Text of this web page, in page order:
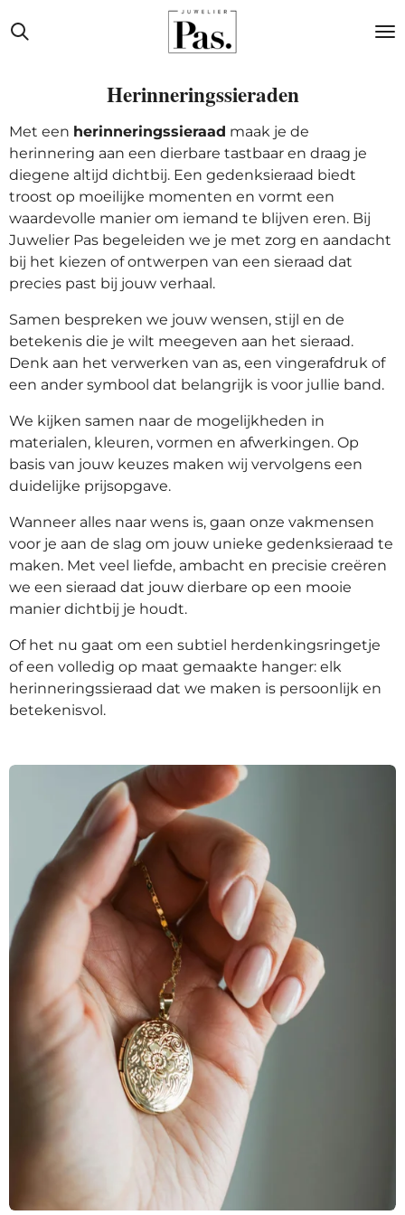
direct
Herinneringssieraden
Met een herinneringssieraad maak je de
herinnering aan een dierbare tastbaar en draag je
diegene altijd dichtbij. Een gedenksieraad biedt
troost op moeilijke momenten en vormt een
waardevolle manier om iemand te blijven eren. Bij
Juwelier Pas begeleiden we je met zorg en aandacht
bij het kiezen of ontwerpen van een sieraad dat
precies past bij jouw verhaal.
Samen bespreken we jouw wensen, stijl en de
betekenis die je wilt meegeven aan het sieraad.
Denk aan het verwerken van as, een vingerafdruk of
een ander symbool dat belangrijk is voor jullie band.
We kijken samen naar de mogelijkheden in
materialen, kleuren, vormen en afwerkingen. Op
basis van jouw keuzes maken wij vervolgens een
duidelijke prijsopgave.
Wanneer alles naar wens is, gaan onze vakmensen
voor je aan de slag om jouw unieke gedenksieraad te
maken. Met veel liefde, ambacht en precisie creëren
we een sieraad dat jouw dierbare op een mooie
manier dichtbij je houdt.
Of het nu gaat om een subtiel herdenkingsringetje
of een volledig op maat gemaakte hanger: elk
herinneringssieraad dat we maken is persoonlijk en
betekenisvol.